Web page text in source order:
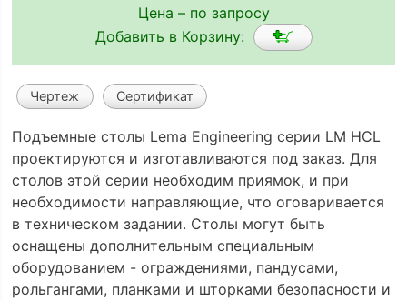
Цена – по запросу
Добавить в Корзину:
Чертеж Сертификат
Подъемные столы Lema Engineering серии LM HCL
проектируются и изготавливаются под заказ. Для
столов этой серии необходим приямок, и при
необходимости направляющие, что оговаривается
в техническом задании. Столы могут быть
оснащены дополнительным специальным
оборудованием - ограждениями, пандусами,
рольгангами, планками и шторками безопасности и